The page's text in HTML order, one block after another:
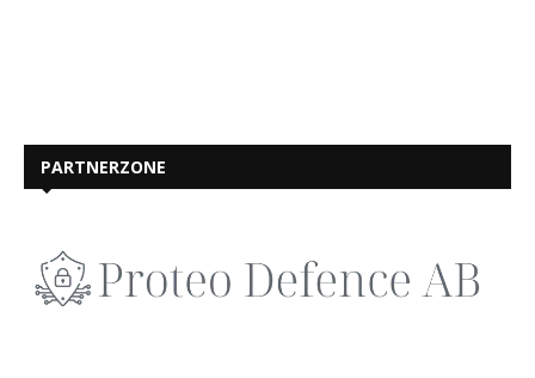
PARTNERZONE